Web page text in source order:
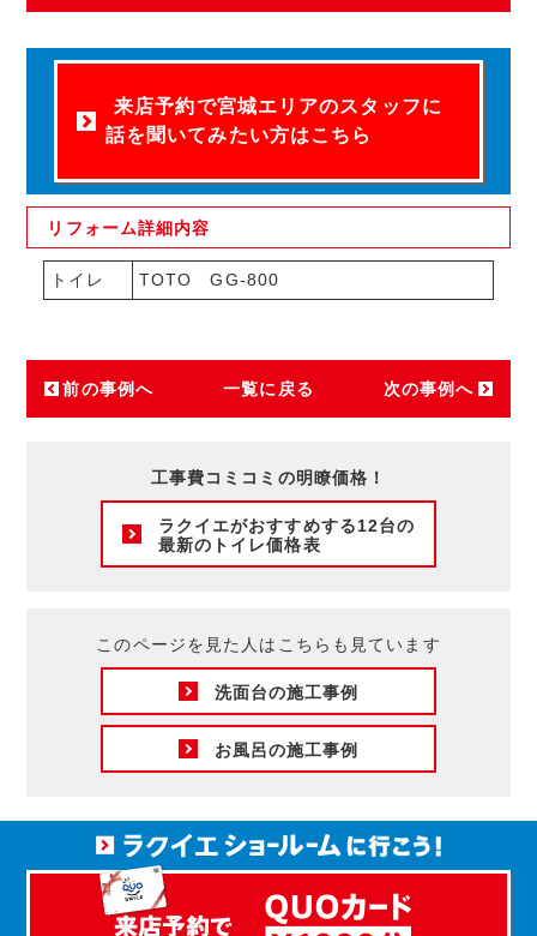
来店予約で宮城エリアのスタッフに
話を聞いてみたい方はこちら
リフォーム詳細内容
トイレ TOTO GG-800
前の事例へ 一覧に戻る 次の事例へ
工事費コミコミの明瞭価格！
ラクイエがおすすめする12台の
最新のトイレ価格表
このページを見た人はこちらも見ています
洗面台の施工事例
お風呂の施工事例